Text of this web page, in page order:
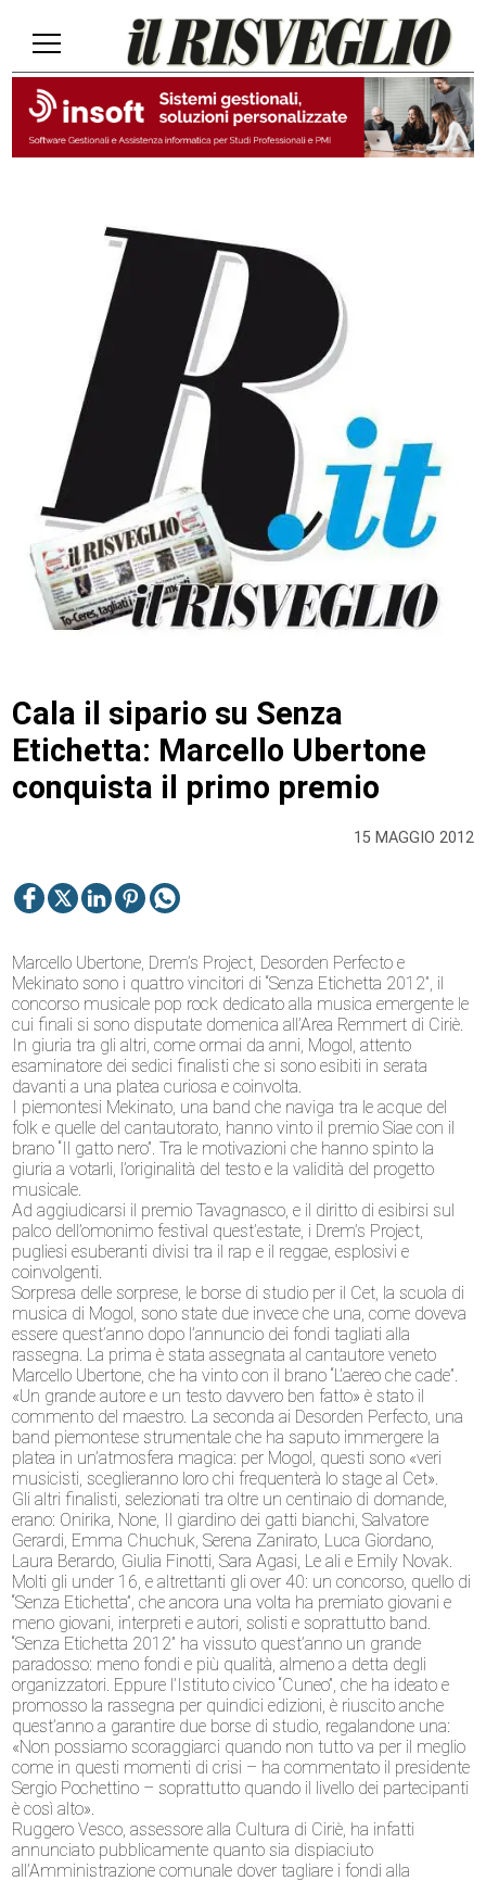
15 MAGGIO 2012
Cala il sipario su Senza
Etichetta: Marcello Ubertone
conquista il primo premio
Marcello Ubertone, Drem’s Project, Desorden Perfecto e
Mekinato sono i quattro vincitori di “Senza Etichetta 2012”, il
concorso musicale pop rock dedicato alla musica emergente le
cui finali si sono disputate domenica all’Area Remmert di Ciriè.
In giuria tra gli altri, come ormai da anni, Mogol, attento
esaminatore dei sedici finalisti che si sono esibiti in serata
davanti a una platea curiosa e coinvolta.
I piemontesi Mekinato, una band che naviga tra le acque del
folk e quelle del cantautorato, hanno vinto il premio Siae con il
brano “Il gatto nero”. Tra le motivazioni che hanno spinto la
giuria a votarli, l’originalità del testo e la validità del progetto
musicale.
Ad aggiudicarsi il premio Tavagnasco, e il diritto di esibirsi sul
palco dell’omonimo festival quest’estate, i Drem’s Project,
pugliesi esuberanti divisi tra il rap e il reggae, esplosivi e
coinvolgenti.
Sorpresa delle sorprese, le borse di studio per il Cet, la scuola di
musica di Mogol, sono state due invece che una, come doveva
essere quest’anno dopo l’annuncio dei fondi tagliati alla
rassegna. La prima è stata assegnata al cantautore veneto
Marcello Ubertone, che ha vinto con il brano “L’aereo che cade”.
«Un grande autore e un testo davvero ben fatto» è stato il
commento del maestro. La seconda ai Desorden Perfecto, una
band piemontese strumentale che ha saputo immergere la
platea in un’atmosfera magica: per Mogol, questi sono «veri
musicisti, sceglieranno loro chi frequenterà lo stage al Cet».
Gli altri finalisti, selezionati tra oltre un centinaio di domande,
erano: Onirika, None, Il giardino dei gatti bianchi, Salvatore
Gerardi, Emma Chuchuk, Serena Zanirato, Luca Giordano,
Laura Berardo, Giulia Finotti, Sara Agasi, Le ali e Emily Novak.
Molti gli under 16, e altrettanti gli over 40: un concorso, quello di
“Senza Etichetta”, che ancora una volta ha premiato giovani e
meno giovani, interpreti e autori, solisti e soprattutto band.
“Senza Etichetta 2012” ha vissuto quest’anno un grande
paradosso: meno fondi e più qualità, almeno a detta degli
organizzatori. Eppure l’Istituto civico “Cuneo”, che ha ideato e
promosso la rassegna per quindici edizioni, è riuscito anche
quest’anno a garantire due borse di studio, regalandone una:
«Non possiamo scoraggiarci quando non tutto va per il meglio
come in questi momenti di crisi – ha commentato il presidente
Sergio Pochettino – soprattutto quando il livello dei partecipanti
è così alto».
Ruggero Vesco, assessore alla Cultura di Ciriè, ha infatti
annunciato pubblicamente quanto sia dispiaciuto
all’Amministrazione comunale dover tagliare i fondi alla